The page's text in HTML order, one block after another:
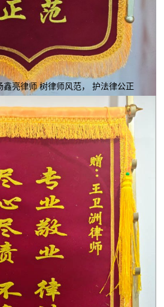
亮律师 树律师风范， 护法律公正